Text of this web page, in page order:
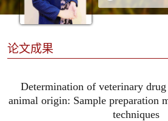
论文成果
Determination of veterinary
animal origin: Sample preparation
techniques